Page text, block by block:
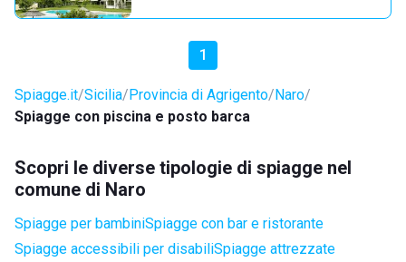
1
Spiagge.it Sicilia Provincia di Agrigento Naro
Spiagge con piscina e posto barca
Scopri le diverse tipologie di spiagge nel
comune di Naro
Spiagge per bambiniSpiagge con bar e ristorante
Spiagge accessibili per disabiliSpiagge attrezzate